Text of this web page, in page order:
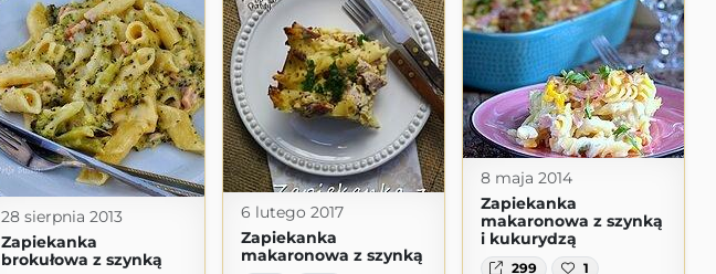
8 maja 2014
Zapiekanka
makaronowa z szynką
i kukurydzą
299 1
6 lutego 2017
Zapiekanka
makaronowa z szynką
28 sierpnia 2013
Zapiekanka
brokułowa z szynką